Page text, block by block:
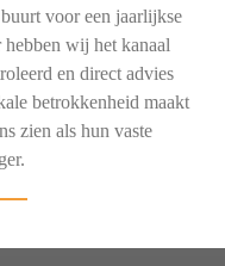
voor een jaarlijkse
wij het kanaal
en direct advies
betrokkenheid maakt
zien als hun vaste